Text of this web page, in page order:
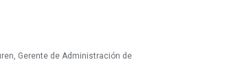
Gerente de Administración de